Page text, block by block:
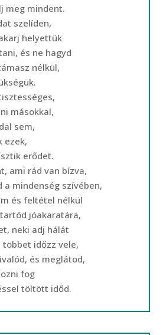
meg mindent.
szelíden,
helyettük
és ne hagyd
nélkül,
másokkal,
sem,
ezek,
erődet.
ami rád van bízva,
a mindenség szívében,
és feltétel nélkül
jóakaratára,
neki adj hálát
időzz vele,
és meglátod,
fog
töltött időd.